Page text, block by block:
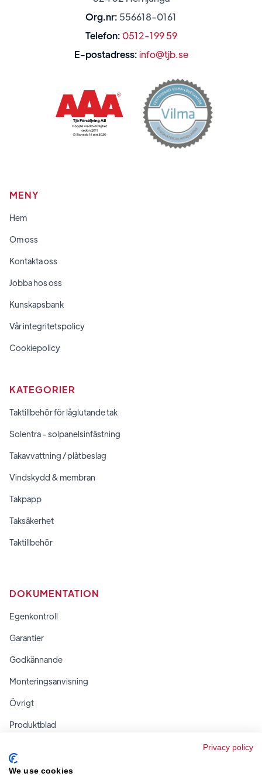
Org.nr: 556618-0161
Telefon: 0512-199 59
E-postadress: info@tjb.se
MENY
Hem
Om oss
Kontakta oss
Jobba hos oss
Kunskapsbank
Vår integritetspolicy
Cookiepolicy
KATEGORIER
Taktillbehör för låglutande tak
Solentra - solpanelsinfästning
Takavvattning / plåtbeslag
Vindskydd & membran
Takpapp
Taksäkerhet
Taktillbehör
DOKUMENTATION
Egenkontroll
Garantier
Godkännande
Monteringsanvisning
Övrigt
Produktblad
Privacy policy
We use cookies